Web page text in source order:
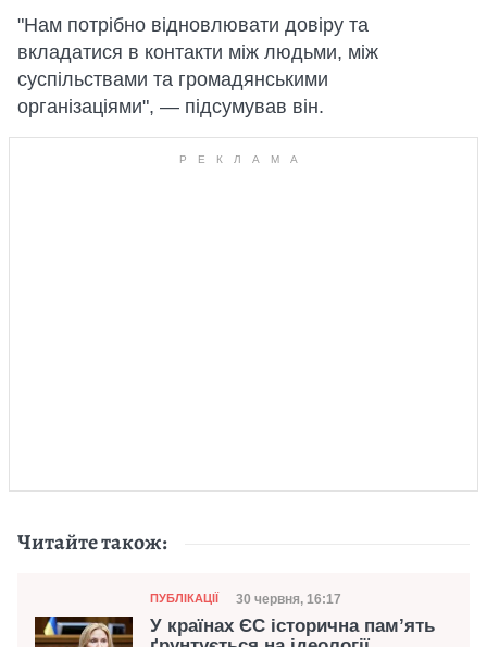
"Нам потрібно відновлювати довіру та
вкладатися в контакти між людьми, між
суспільствами та громадянськими
організаціями", — підсумував він.
Читайте також:
Категорія
ПУБЛІКАЦІЇ Дата публікації
30 червня, 16:17
У країнах ЄС історична памʼять